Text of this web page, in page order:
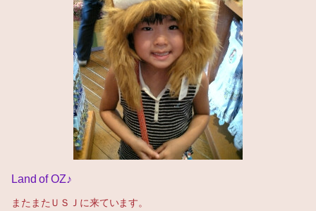
Land of OZ♪
またまたＵＳＪに来ています。